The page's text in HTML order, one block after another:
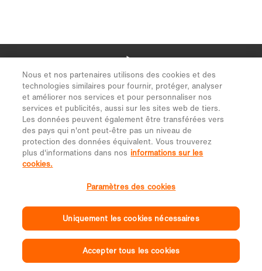
Nous et nos partenaires utilisons des cookies et des
technologies similaires pour fournir, protéger, analyser
et améliorer nos services et pour personnaliser nos
services et publicités, aussi sur les sites web de tiers.
Les données peuvent également être transférées vers
des pays qui n'ont peut-être pas un niveau de
protection des données équivalent. Vous trouverez
plus d'informations dans nos informations sur les
cookies.
Paramètres des cookies
Uniquement les cookies nécessaires
Accepter tous les cookies